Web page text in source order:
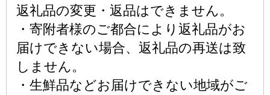
返礼品の変更・返品はできません。
・寄附者様のご都合により返礼品がお
届けできない場合、返礼品の再送は致
しません。
・生鮮品などお届けできない地域がご